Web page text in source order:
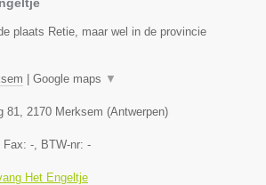
plaats Retie, maar wel in de provincie
Google maps ▼
81, 2170 Merksem (Antwerpen)
Fax: -, BTW-nr: -
Het Engeltje